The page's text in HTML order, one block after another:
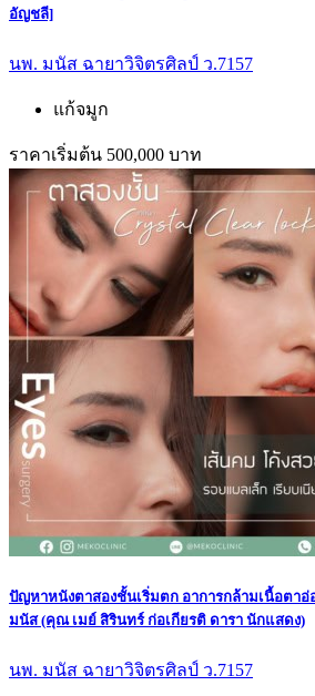
อัญชลี]
นพ. มนัส ฉายาวิจิตรศิลป์ ว.7157
แก้จมูก
ราคาเริ่มต้น 500,000 บาท
ปัญหาหนังตาสองชั้นเริ่มตก อาการกล้ามเนื้อตา
มนัส (คุณ เมย์ สิรินทร์ ก่อเกียรติ ดารา นักแสดง)
นพ. มนัส ฉายาวิจิตรศิลป์ ว.7157